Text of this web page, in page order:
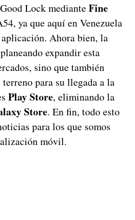
Lock mediante Fine
ya que aquí en Venezuela
Ahora bien, la
expandir esta
sino que también
para su llegada a la
Play Store, eliminando la
Store. En fin, todo esto
para los que somos
móvil.